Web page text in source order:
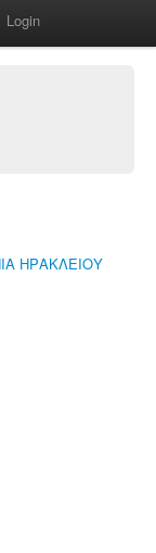
Login
ΗΡΑΚΛΕΙΟΥ